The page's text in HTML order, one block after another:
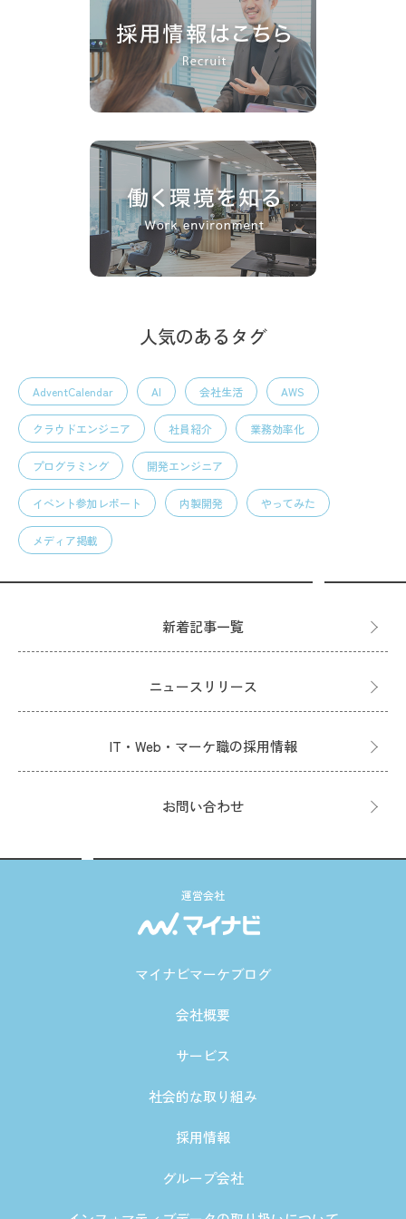
人気のあるタグ
AdventCalendar AI 会社生活 AWS
クラウドエンジニア 社員紹介 業務効率化
プログラミング 開発エンジニア
イベント参加レポート 内製開発 やってみた
メディア掲載
新着記事一覧
ニュースリリース
IT・Web・マーケ職の採用情報
お問い合わせ
運営会社
マイナビマーケブログ
会社概要
サービス
社会的な取り組み
採用情報
グループ会社